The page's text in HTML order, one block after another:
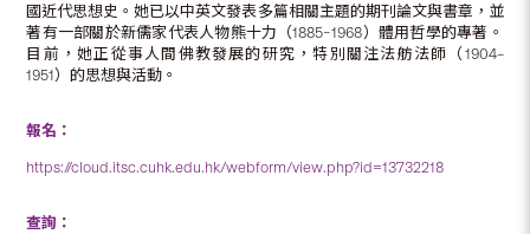
國近代思想史。她已以中英文發表多篇相關主題的期刊論文與書章，並
著有一部關於新儒家代表人物熊十力（1885–1968）體用哲學的專著。
目前，她正從事人間佛教發展的研究，特別關注法舫法師（1904–
1951）的思想與活動。
報名：
https://cloud.itsc.cuhk.edu.hk/webform/view.php?id=13732218
查詢：